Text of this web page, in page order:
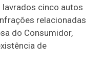
cinco autos
relacionadas
do Consumidor,
de